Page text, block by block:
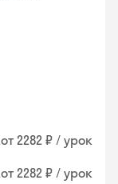
от 2282 ₽ / урок
от 2282 ₽ / урок